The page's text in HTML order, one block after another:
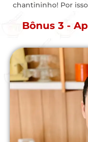
chantininho! Por
Bônus 3 -